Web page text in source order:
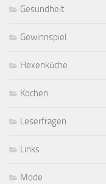
Gesundheit
Gewinnspiel
Hexenküche
Kochen
Leserfragen
Links
Mode